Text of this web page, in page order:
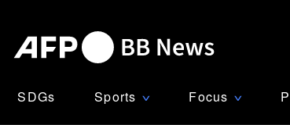
SDGs Sports ∨ Focus ∨